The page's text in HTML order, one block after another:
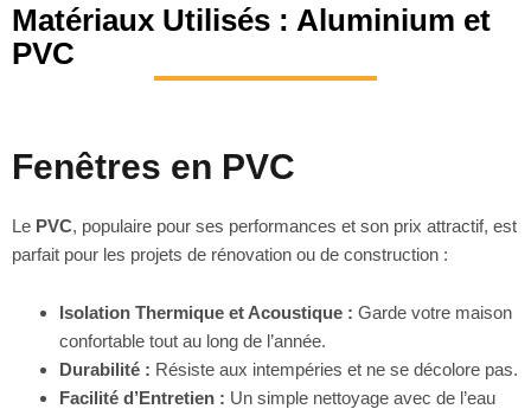
Matériaux Utilisés : Aluminium et
PVC
Fenêtres en PVC
Le PVC, populaire pour ses performances et son prix attractif, est
parfait pour les projets de rénovation ou de construction :
Isolation Thermique et Acoustique : Garde votre maison
confortable tout au long de l’année.
Durabilité : Résiste aux intempéries et ne se décolore pas.
Facilité d’Entretien : Un simple nettoyage avec de l’eau